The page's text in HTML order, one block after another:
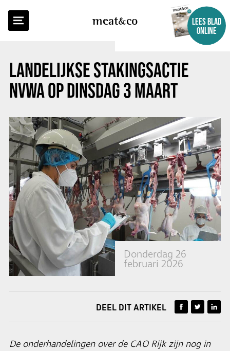
meatco
LEES BLAD
ONLINE
LANDELIJKSE STAKINGSACTIE
NVWA OP DINSDAG 3 MAART
Donderdag 26
februari 2026
TERUG NAAR OVERZICHT
DEEL DIT ARTIKEL
De onderhandelingen over de CAO Rijk zijn nog in